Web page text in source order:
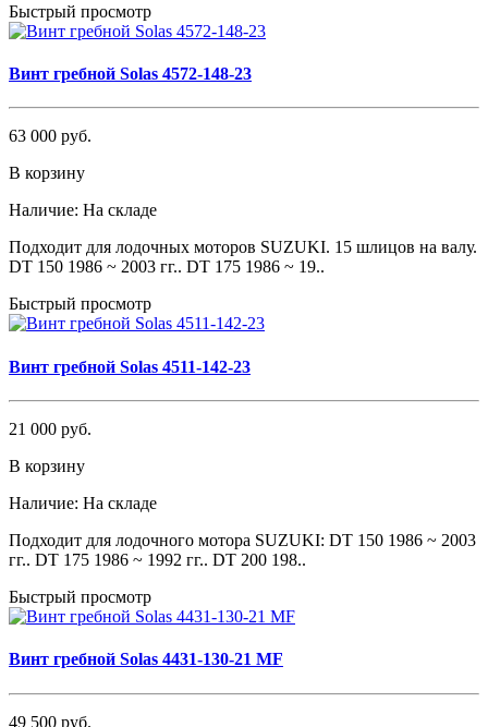
Быстрый просмотр
Винт гребной Solas 4572-148-23
63 000 руб.
В корзину
Наличие: На складе
Подходит для лодочных моторов SUZUKI. 15 шлицов на валу.
DT 150 1986 ~ 2003 гг.. DT 175 1986 ~ 19..
Быстрый просмотр
Винт гребной Solas 4511-142-23
21 000 руб.
В корзину
Наличие: На складе
Подходит для лодочного мотора SUZUKI: DT 150 1986 ~ 2003
гг.. DT 175 1986 ~ 1992 гг.. DT 200 198..
Быстрый просмотр
Винт гребной Solas 4431-130-21 MF
49 500 руб.